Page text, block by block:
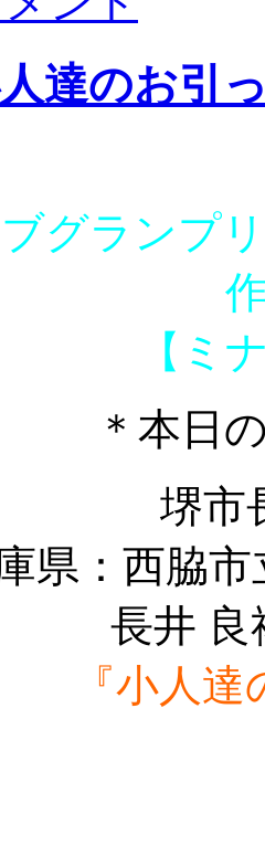
達のお引
グランプ
【ミ
＊本日
堺市
県：西脇
長井 良
『小人